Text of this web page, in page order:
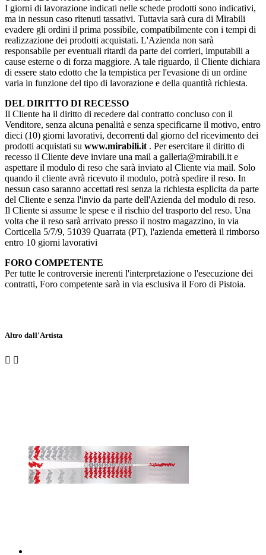
I giorni di lavorazione indicati nelle schede prodotti sono indicativi,
ma in nessun caso ritenuti tassativi. Tuttavia sarà cura di Mirabili
evadere gli ordini il prima possibile, compatibilmente con i tempi di
realizzazione dei prodotti acquistati. L'Azienda non sarà
responsabile per eventuali ritardi da parte dei corrieri, imputabili a
cause esterne o di forza maggiore. A tale riguardo, il Cliente dichiara
di essere stato edotto che la tempistica per l'evasione di un ordine
varia in funzione del tipo di lavorazione e della quantità richiesta.
DEL DIRITTO DI RECESSO
Il Cliente ha il diritto di recedere dal contratto concluso con il
Venditore, senza alcuna penalità e senza specificarne il motivo, entro
dieci (10) giorni lavorativi, decorrenti dal giorno del ricevimento dei
prodotti acquistati su www.mirabili.it . Per esercitare il diritto di
recesso il Cliente deve inviare una mail a galleria@mirabili.it e
aspettare il modulo di reso che sarà inviato al Cliente via mail. Solo
quando il cliente avrà ricevuto il modulo, potrà spedire il reso. In
nessun caso saranno accettati resi senza la richiesta esplicita da parte
del Cliente e senza l'invio da parte dell'Azienda del modulo di reso.
Il Cliente si assume le spese e il rischio del trasporto del reso. Una
volta che il reso sarà arrivato presso il nostro magazzino, in via
Corticella 5/7/9, 51039 Quarrata (PT), l'azienda emetterà il rimborso
entro 10 giorni lavorativi
FORO COMPETENTE
Per tutte le controversie inerenti l'interpretazione o l'esecuzione dei
contratti, Foro competente sarà in via esclusiva il Foro di Pistoia.
Altro dall'Artista
 